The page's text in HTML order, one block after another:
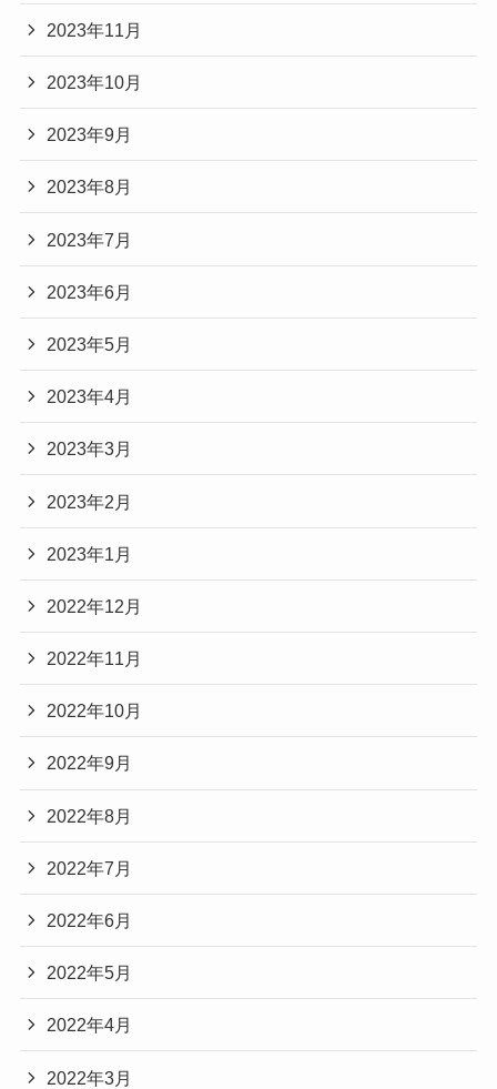
2023年11月
2023年10月
2023年9月
2023年8月
2023年7月
2023年6月
2023年5月
2023年4月
2023年3月
2023年2月
2023年1月
2022年12月
2022年11月
2022年10月
2022年9月
2022年8月
2022年7月
2022年6月
2022年5月
2022年4月
2022年3月